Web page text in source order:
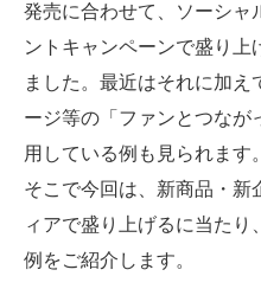
発売に合わせて、ソーシャ
ントキャンペーンで盛り上
ました。最近はそれに加
ージ等の「ファンとつなが
用している例も見られます。
そこで今回は、新商品・新
ィアで盛り上げるに当た
例をご紹介します。